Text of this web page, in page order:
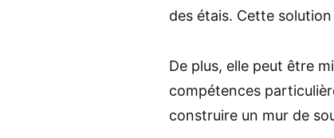
des étais. Cette
De plus, elle peut être
compétences
construire un mur de